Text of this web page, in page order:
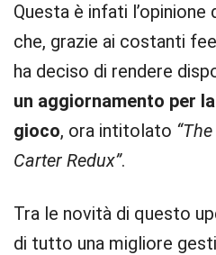
Questa è infati
che, grazie ai costanti
ha deciso di rendere
un aggiornamento per
gioco, ora intitolato
Carter Redux”.
Tra le novità di questo
di tutto una migliore